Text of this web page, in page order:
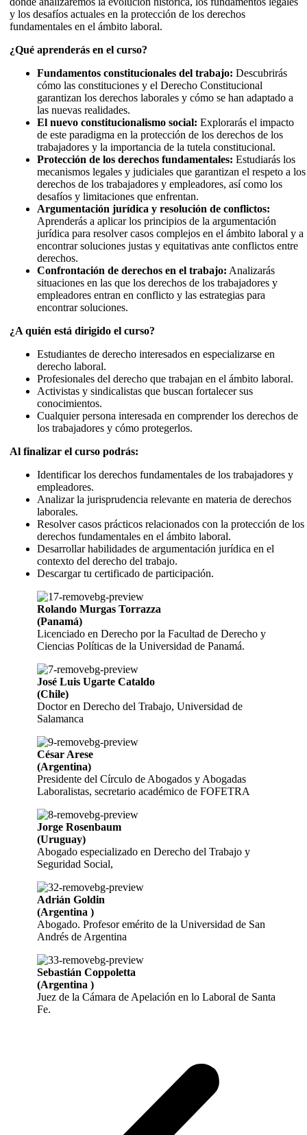
y los desafíos actuales en la protección de los derechos
fundamentales en el ámbito laboral.
¿Qué aprenderás en el curso?
Fundamentos constitucionales del trabajo: Descubrirás
cómo las constituciones y el Derecho Constitucional
garantizan los derechos laborales y cómo se han adaptado a
las nuevas realidades.
El nuevo constitucionalismo social: Explorarás el impacto
de este paradigma en la protección de los derechos de los
trabajadores y la importancia de la tutela constitucional.
Protección de los derechos fundamentales: Estudiarás los
mecanismos legales y judiciales que garantizan el respeto a los
derechos de los trabajadores y empleadores, así como los
desafíos y limitaciones que enfrentan.
Argumentación jurídica y resolución de conflictos:
Aprenderás a aplicar los principios de la argumentación
jurídica para resolver casos complejos en el ámbito laboral y a
encontrar soluciones justas y equitativas ante conflictos entre
derechos.
Confrontación de derechos en el trabajo: Analizarás
situaciones en las que los derechos de los trabajadores y
empleadores entran en conflicto y las estrategias para
encontrar soluciones.
¿A quién está dirigido el curso?
Estudiantes de derecho interesados en especializarse en
derecho laboral.
Profesionales del derecho que trabajan en el ámbito laboral.
Activistas y sindicalistas que buscan fortalecer sus
conocimientos.
Cualquier persona interesada en comprender los derechos de
los trabajadores y cómo protegerlos.
Al finalizar el curso podrás:
Identificar los derechos fundamentales de los trabajadores y
empleadores.
Analizar la jurisprudencia relevante en materia de derechos
laborales.
Resolver casos prácticos relacionados con la protección de los
derechos fundamentales en el ámbito laboral.
Desarrollar habilidades de argumentación jurídica en el
contexto del derecho del trabajo.
Descargar tu certificado de participación.
Rolando Murgas Torrazza
(Panamá)
Licenciado en Derecho por la Facultad de Derecho y
Ciencias Políticas de la Universidad de Panamá.
José Luis Ugarte Cataldo
(Chile)
Doctor en Derecho del Trabajo, Universidad de
Salamanca
César Arese
(Argentina)
Presidente del Círculo de Abogados y Abogadas
Laboralistas, secretario académico de FOFETRA
Jorge Rosenbaum
(Uruguay)
Abogado especializado en Derecho del Trabajo y
Seguridad Social,
Adrián Goldin
(Argentina )
Abogado. Profesor emérito de la Universidad de San
Andrés de Argentina
Sebastián Coppoletta
(Argentina )
Juez de la Cámara de Apelación en lo Laboral de Santa
Fe.